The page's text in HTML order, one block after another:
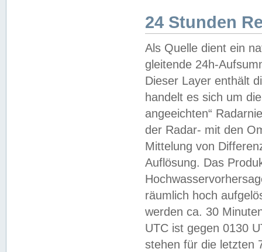
24 Stunden
Als Quelle dient ein
gleitende 24h-
Dieser Layer enthält
handelt es sich um
angeeichten“
der Radar- mit den
Mittelung von
Auflösung. Das
räumlich hoch
werden ca. 30
UTC ist gegen 0130
stehen für die letzten